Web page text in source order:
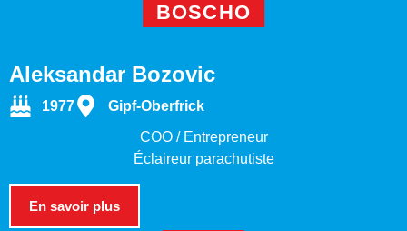
BOSCHO
Aleksandar Bozovic
1977 Gipf-Oberfrick
COO / Entrepreneur
Éclaireur parachutiste
En savoir plus